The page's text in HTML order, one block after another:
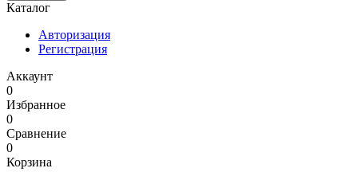
Каталог
Авторизация
Регистрация
Аккаунт
0
Избранное
0
Сравнение
0
Корзина